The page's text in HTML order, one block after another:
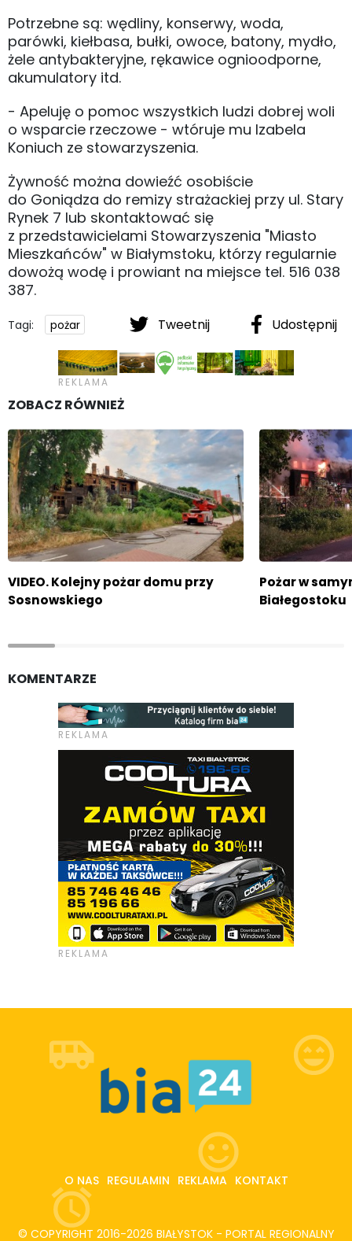
Potrzebne są: wędliny, konserwy, woda,
parówki, kiełbasa, bułki, owoce, batony, mydło,
żele antybakteryjne, rękawice ognioodporne,
akumulatory itd.
- Apeluję o pomoc wszystkich ludzi dobrej woli
o wsparcie rzeczowe - wtóruje mu Izabela
Koniuch ze stowarzyszenia.
Żywność można dowieźć osobiście
do Goniądza do remizy strażackiej przy ul. Stary
Rynek 7 lub skontaktować się
z przedstawicielami Stowarzyszenia "Miasto
Mieszkańców" w Białymstoku, którzy regularnie
dowożą wodę i prowiant na miejsce tel. 516 038
387.
Tweetnij Udostępnij
Tagi: pożar
ZOBACZ RÓWNIEŻ
VIDEO. Kolejny pożar domu przy
Sosnowskiego
Pożar w
Białegostoku
KOMENTARZE
O NAS REGULAMIN REKLAMA KONTAKT
© COPYRIGHT 2016-2026 BIAŁYSTOK - PORTAL REGIONALNY